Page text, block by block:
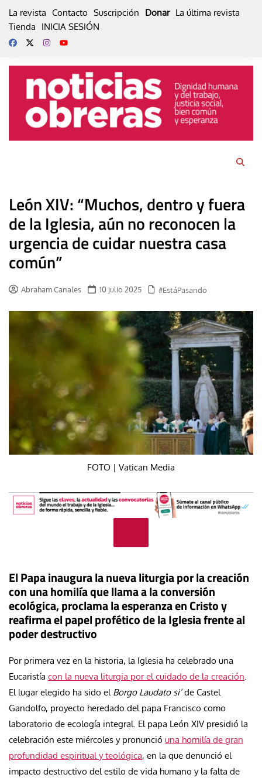
La revista Contacto Suscripción Donar La última revista
Tienda
INICIA SESIÓN
León XIV: “Muchos, dentro y fuera
de la Iglesia, aún no reconocen la
urgencia de cuidar nuestra casa
común”
Abraham Canales 10 julio 2025 #EstáPasando
FOTO | Vatican Media
El Papa inaugura la nueva liturgia por la creación
con una homilía que llama a la conversión
ecológica, proclama la esperanza en Cristo y
reafirma el papel profético de la Iglesia frente al
poder destructivo
Por primera vez en la historia, la Iglesia ha celebrado una
Eucaristía con la nueva liturgia por el cuidado de la creación.
El lugar elegido ha sido el Borgo Laudato si’de Castel
Gandolfo, proyecto heredado del papa Francisco como
laboratorio de ecología integral. El papa León XIV presidió la
celebración este miércoles y pronunció una homilía de gran
profundidad espiritual y teológica, en la que denunció el
impacto destructivo del estilo de vida humano y la falta de